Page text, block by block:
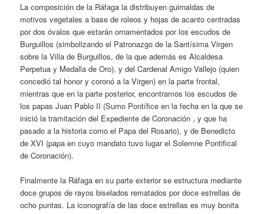
La composición de la Ráfaga la distribuyen guirnaldas de
motivos vegetales a base de roleos y hojas de acanto centradas
por dos óvalos que estarán ornamentados por los escudos de
Burguillos (simbolizando el Patronazgo de la Santísima Virgen
sobre la Villa de Burguillos, de la que además es Alcaldesa
Perpetua y Medalla de Oro), y del Cardenal Amigo Vallejo (quien
concedió tal honor y coronó a la Virgen) en la parte frontal,
mientras que en la parte posterior, encontramos los escudos de
los papas Juan Pablo II (Sumo Pontífice en la fecha en la que se
inició la tramitación del Expediente de Coronación , y que ha
pasado a la historia como el Papa del Rosario), y de Benedicto
de XVI (papa en cuyo mandato tuvo lugar el Solemne Pontifical
de Coronación).
Finalmente la Ráfaga en su parte exterior se estructura mediante
doce grupos de rayos biselados rematados por doce estrellas de
ocho puntas. La iconografía de las doce estrellas es muy bonita